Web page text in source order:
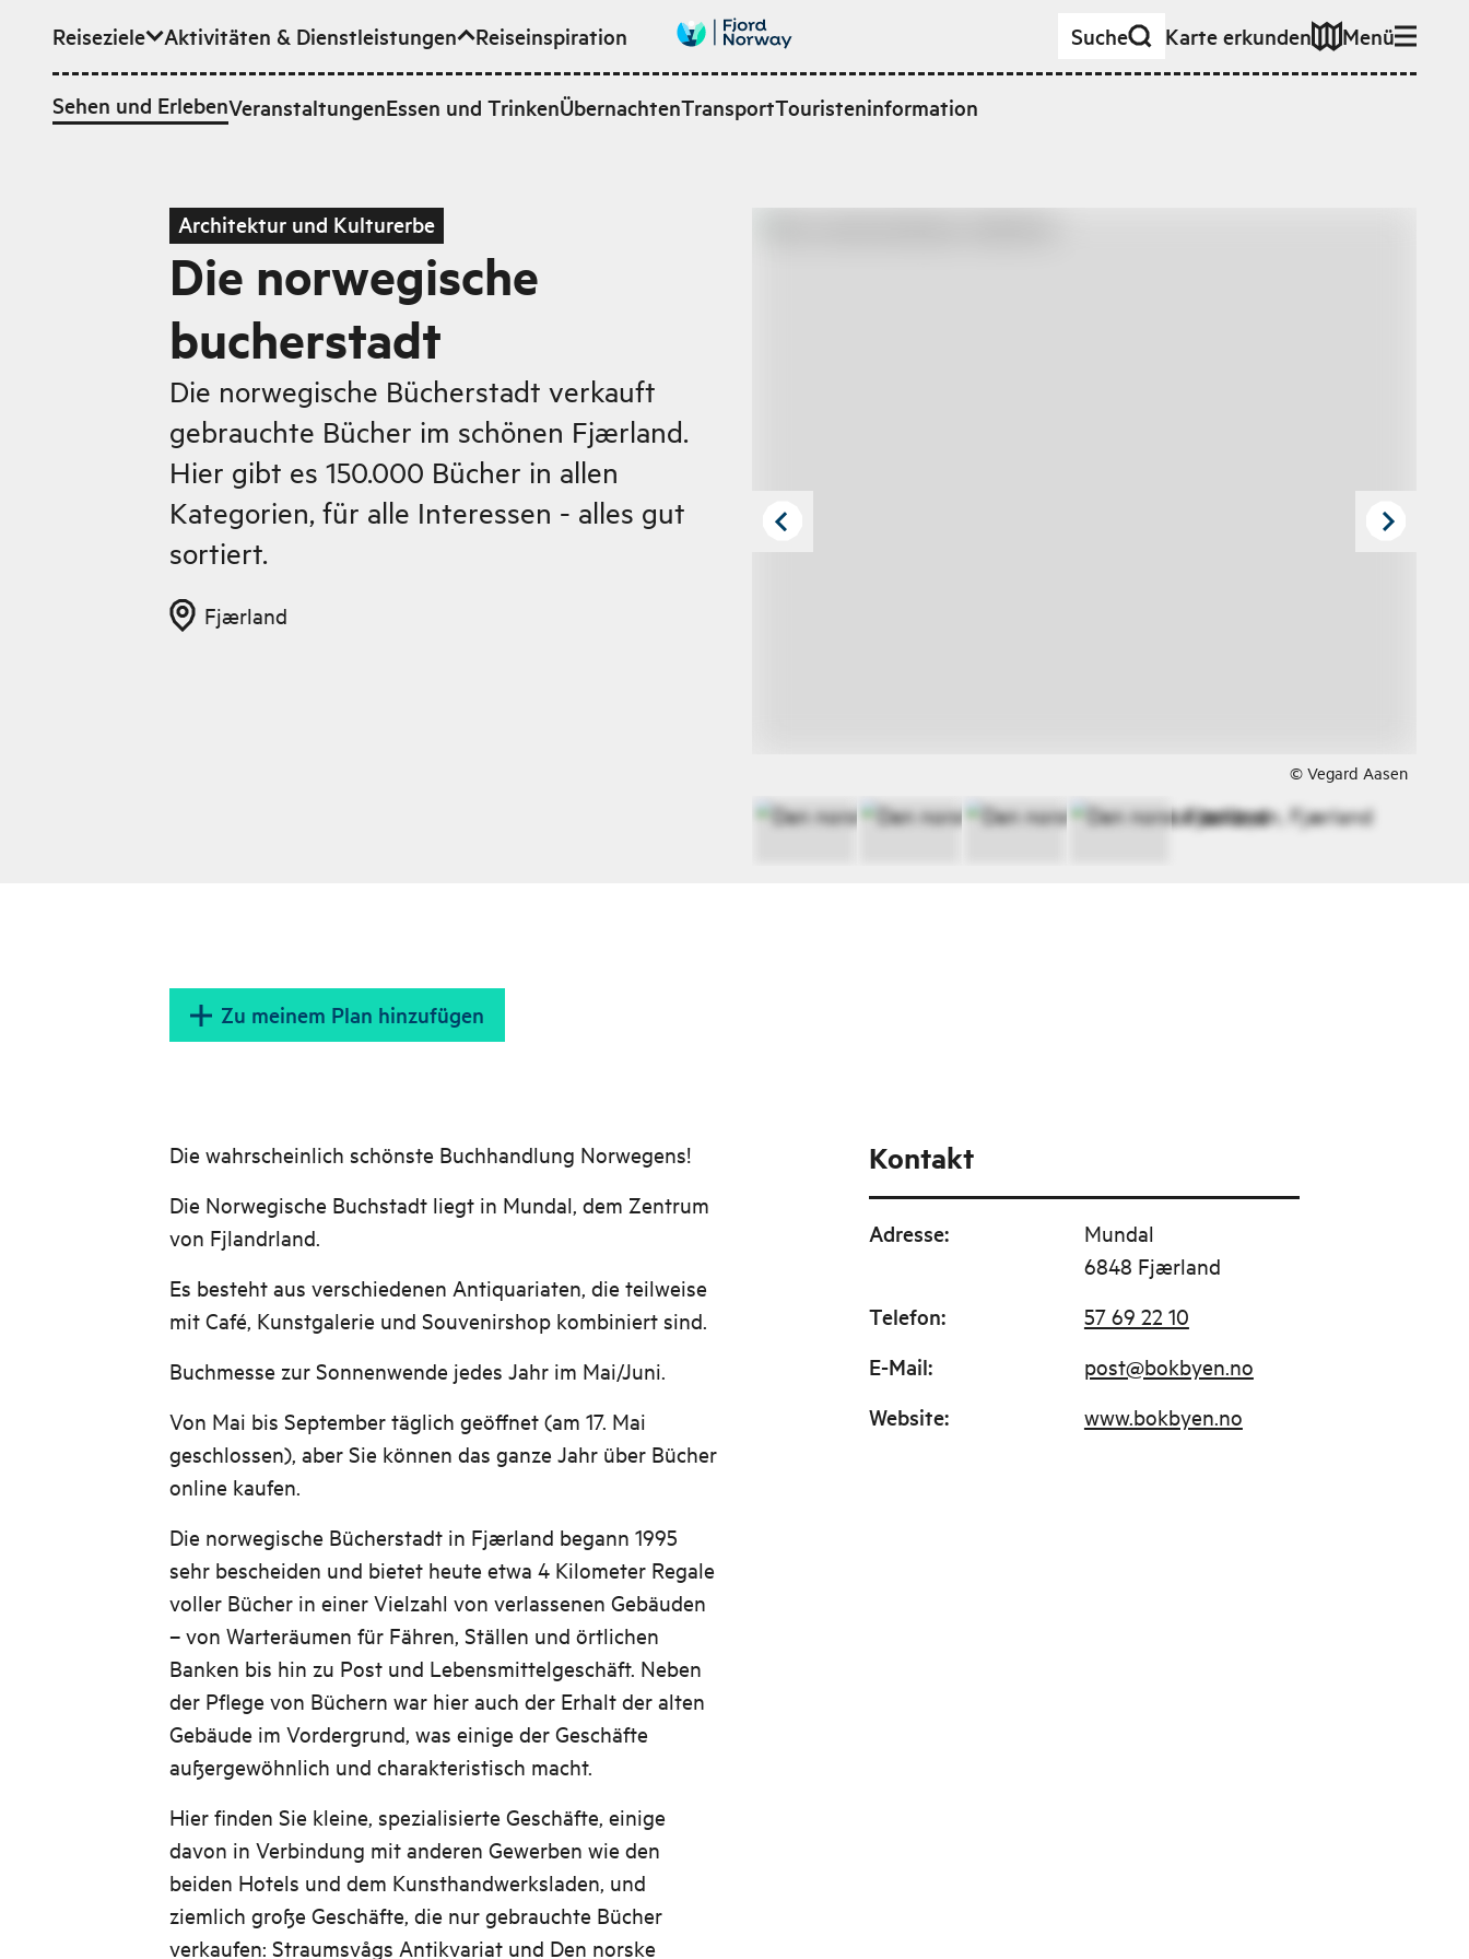
Zum Hauptinhalt
Reiseziele Aktivitäten & Dienstleistungen
Sehen und ErlebenVeranstaltungenEssen und TrinkenÜbernachtenTransportTouristeninformation
Reiseinspiration Suche Karte erkunden Menü
Architektur und Kulturerbe
Die norwegische
bucherstadt
Die norwegische Bücherstadt verkauft
gebrauchte Bücher im schönen Fjærland.
Hier gibt es 150.000 Bücher in allen
Kategorien, für alle Interessen - alles gut
sortiert.
Fjærland
© Vegard Aasen
Zu meinem Plan hinzufügen
Die wahrscheinlich schönste Buchhandlung Norwegens!
Die Norwegische Buchstadt liegt in Mundal, dem Zentrum
von Fjlandrland.
Es besteht aus verschiedenen Antiquariaten, die teilweise
mit Café, Kunstgalerie und Souvenirshop kombiniert sind.
Buchmesse zur Sonnenwende jedes Jahr im Mai/Juni.
Von Mai bis September täglich geöffnet (am 17. Mai
geschlossen), aber Sie können das ganze Jahr über Bücher
online kaufen.
Die norwegische Bücherstadt in Fjærland begann 1995
sehr bescheiden und bietet heute etwa 4 Kilometer Regale
voller Bücher in einer Vielzahl von verlassenen Gebäuden
– von Warteräumen für Fähren, Ställen und örtlichen
Banken bis hin zu Post und Lebensmittelgeschäft. Neben
der Pflege von Büchern war hier auch der Erhalt der alten
Gebäude im Vordergrund, was einige der Geschäfte
außergewöhnlich und charakteristisch macht.
Hier finden Sie kleine, spezialisierte Geschäfte, einige
davon in Verbindung mit anderen Gewerben wie den
beiden Hotels und dem Kunsthandwerksladen, und
ziemlich große Geschäfte, die nur gebrauchte Bücher
verkaufen: Straumsvågs Antikvariat und Den norske
Kontakt
Adresse:
Mundal
6848 Fjærland
Telefon: 57 69 22 10
E-Mail: post@bokbyen.no
Website: www.bokbyen.no